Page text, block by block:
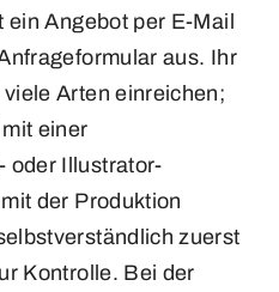
Angebot per E-Mail
aus. Ihr
Arten einreichen;
einer
oder Illustrator-
der Produktion
zuerst
Kontrolle. Bei der